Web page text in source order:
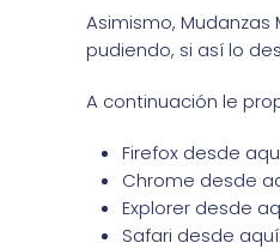
Asimismo,
pudiendo, si así lo
A continuación le
Firefox desde
Chrome desde
Explorer desde
Safari desde